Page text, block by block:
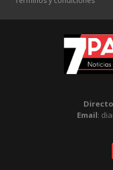
Email: